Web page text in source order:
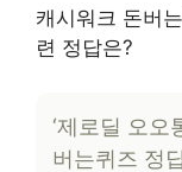
캐시워크 돈버
련 정답은?
‘제로딜 오오
버는퀴즈 정